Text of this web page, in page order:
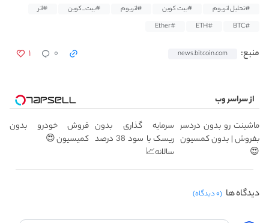
#تحلیل اتریوم
#بیت کوین #اتریوم #بیت_کوین
#اتر
#BTC
#ETH
#Ether
منبع: news.bitcoin.com ۱ ۰
از سراسر وب
ماشینت رو بدون دردسر
بفروش | بدون کمسیون
😍
سرمایه گذاری بدون
ریسک با سود 38 درصد
سالانه📈
فروش خودرو بدون
کمیسیون 😍
دیدگاه ها (۰ دیدگاه)